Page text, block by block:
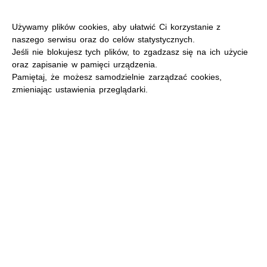
Używamy plików cookies, aby ułatwić Ci korzystanie z
naszego serwisu oraz do celów statystycznych.
Jeśli nie blokujesz tych plików, to zgadzasz się na ich użycie
oraz zapisanie w pamięci urządzenia.
Pamiętaj, że możesz samodzielnie zarządzać cookies,
zmieniając ustawienia przeglądarki.
MENU